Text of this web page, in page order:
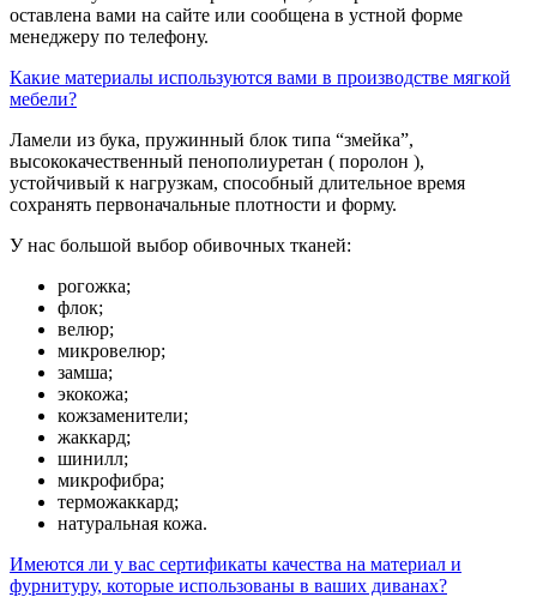
оставлена вами на сайте или сообщена в устной форме
менеджеру по телефону.
Какие материалы используются вами в производстве мягкой
мебели?
Ламели из бука, пружинный блок типа “змейка”,
высококачественный пенополиуретан ( поролон ),
устойчивый к нагрузкам, способный длительное время
сохранять первоначальные плотности и форму.
У нас большой выбор обивочных тканей:
рогожка;
флок;
велюр;
микровелюр;
замша;
экокожа;
кожзаменители;
жаккард;
шинилл;
микрофибра;
терможаккард;
натуральная кожа.
Имеются ли у вас сертификаты качества на материал и
фурнитуру, которые использованы в ваших диванах?